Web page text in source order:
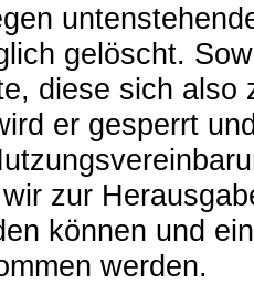
gelöscht.
diese sich also
er gesperrt
zur
können und
werden.